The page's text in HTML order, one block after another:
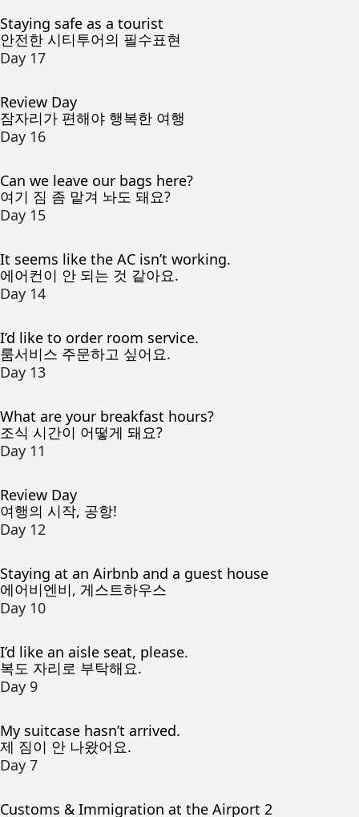
Staying safe as a tourist
안전한 시티투어의 필수표현
Day 17
Review Day
잠자리가 편해야 행복한 여행
Day 16
Can we leave our bags here?
여기 짐 좀 맡겨 놔도 돼요?
Day 15
It seems like the AC isn’t working.
에어컨이 안 되는 것 같아요.
Day 14
I’d like to order room service.
룸서비스 주문하고 싶어요.
Day 13
What are your breakfast hours?
조식 시간이 어떻게 돼요?
Day 11
Review Day
여행의 시작, 공항!
Day 12
Staying at an Airbnb and a guest house
에어비엔비, 게스트하우스
Day 10
I’d like an aisle seat, please.
복도 자리로 부탁해요.
Day 9
My suitcase hasn’t arrived.
제 짐이 안 나왔어요.
Day 7
Customs & Immigration at the Airport 2